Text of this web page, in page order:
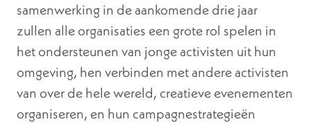
samenwerking in de aankomende drie jaar
zullen alle organisaties een grote rol spelen in
het ondersteunen van jonge activisten uit hun
omgeving, hen verbinden met andere activisten
van over de hele wereld, creatieve evenementen
organiseren, en hun campagnestrategieën